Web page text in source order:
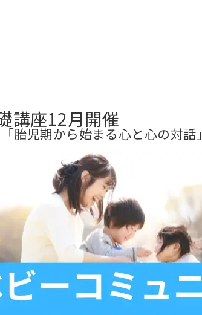
講座12月開催
「胎児期から始まる心と心の対話」